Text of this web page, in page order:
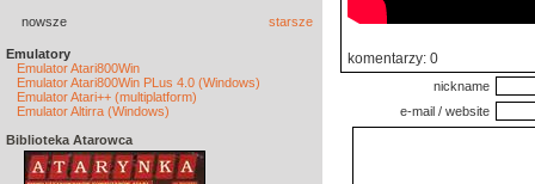
nowsze starsze
Emulatory
Emulator Atari800Win
Emulator Atari800Win PLus 4.0 (Windows)
Emulator Atari++ (multiplatform)
Emulator Altirra (Windows)
Biblioteka Atarowca
komentarzy: 0
nickname
e-mail / website